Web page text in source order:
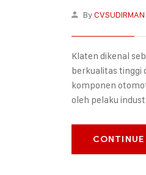
ByCVSUDIRMAN
Klaten dikenal
berkualitas tinggi
komponen
oleh pelaku
CONTINUE